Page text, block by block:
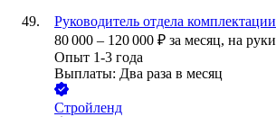
Руководитель отдела комплектации
80 000 – 120 000 ₽ за месяц, на руки
Опыт 1-3 года
Выплаты: Два раза в месяц
Стройленд